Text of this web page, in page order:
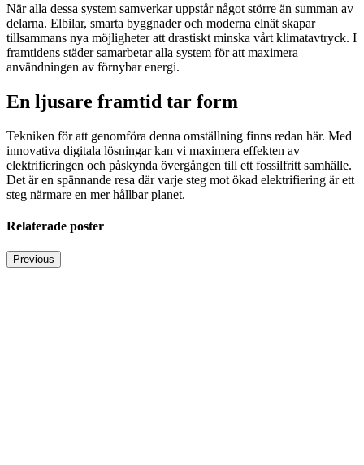
När alla dessa system samverkar uppstår något större än summan av
delarna. Elbilar, smarta byggnader och moderna elnät skapar
tillsammans nya möjligheter att drastiskt minska vårt klimatavtryck. I
framtidens städer samarbetar alla system för att maximera
användningen av förnybar energi.
En ljusare framtid tar form
Tekniken för att genomföra denna omställning finns redan här. Med
innovativa digitala lösningar kan vi maximera effekten av
elektrifieringen och påskynda övergången till ett fossilfritt samhälle.
Det är en spännande resa där varje steg mot ökad elektrifiering är ett
steg närmare en mer hållbar planet.
Relaterade poster
Previous